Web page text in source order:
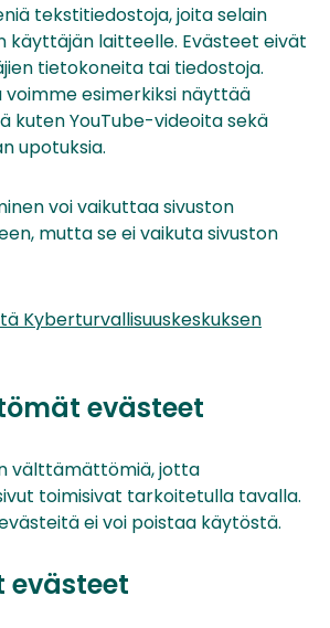
tekstitiedostoja, joita selain
käyttäjän laitteelle. Evästeet eivät
tietokoneita tai tiedostoja.
voimme esimerkiksi näyttää
kuten YouTube-videoita sekä
upotuksia.
voi vaikuttaa sivuston
mutta se ei vaikuta sivuston
Kyberturvallisuuskeskuksen
evästeet
välttämättömiä, jotta
toimisivat tarkoitetulla tavalla.
ei voi poistaa käytöstä.
evästeet